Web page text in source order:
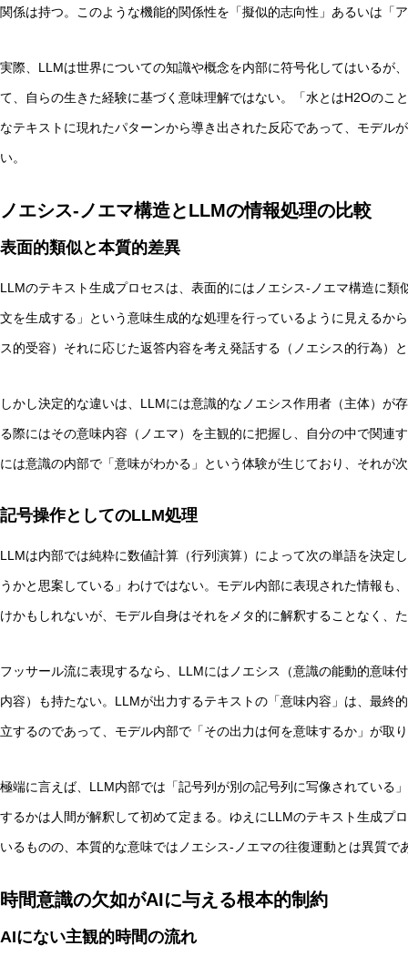
関係は持つ。このような機能的関係性を「擬似的志向性」あるいは「
実際、LLMは世界についての知識や概念を内部に符号化してはいるが
て、自らの生きた経験に基づく意味理解ではない。「水とはH2Oの
なテキストに現れたパターンから導き出された反応であって、モデル
い。
ノエシス-ノエマ構造とLLMの情報処理の比較
表面的類似と本質的差異
LLMのテキスト生成プロセスは、表面的にはノエシス-ノエマ構造に
文を生成する」という意味生成的な処理を行っているように見えるか
ス的受容）それに応じた返答内容を考え発話する（ノエシス的行為）
しかし決定的な違いは、LLMには意識的なノエシス作用者（主体）が
る際にはその意味内容（ノエマ）を主観的に把握し、自分の中で関連
には意識の内部で「意味がわかる」という体験が生じており、それが
記号操作としてのLLM処理
LLMは内部では純粋に数値計算（行列演算）によって次の単語を決定
うかと思案している」わけではない。モデル内部に表現された情報も
けかもしれないが、モデル自身はそれをメタ的に解釈することなく、
フッサール流に表現するなら、LLMにはノエシス（意識の能動的意味
内容）も持たない。LLMが出力するテキストの「意味内容」は、最終
立するのであって、モデル内部で「その出力は何を意味するか」が取
極端に言えば、LLM内部では「記号列が別の記号列に写像されている
するかは人間が解釈して初めて定まる。ゆえにLLMのテキスト生成プ
いるものの、本質的な意味ではノエシス-ノエマの往復運動とは異質で
時間意識の欠如がAIに与える根本的制約
AIにない主観的時間の流れ